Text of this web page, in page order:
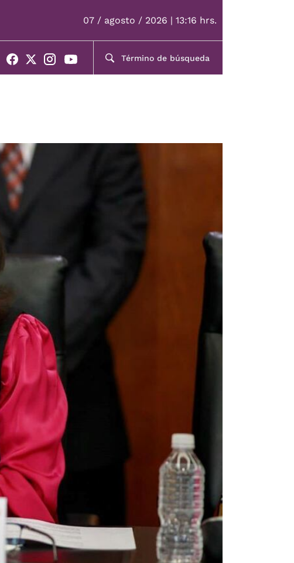
07 / agosto / 2026 | 13:16 hrs.